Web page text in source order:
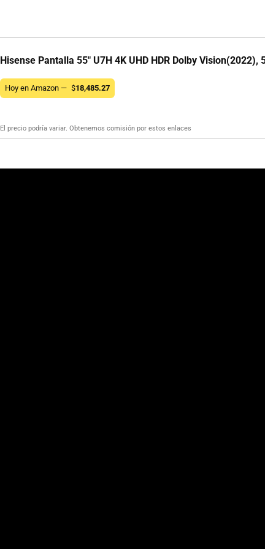
Hisense Pantalla 55" U7H 4K UHD HDR Dolby Vision(2022),
Hoy en Amazon — $18,485.27
El precio podría variar. Obtenemos comisión por estos enlaces